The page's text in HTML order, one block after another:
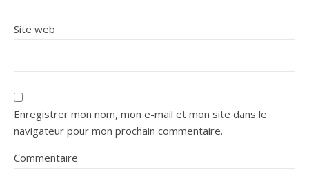
Site web
Enregistrer mon nom, mon e-mail et mon site dans le
navigateur pour mon prochain commentaire.
Commentaire